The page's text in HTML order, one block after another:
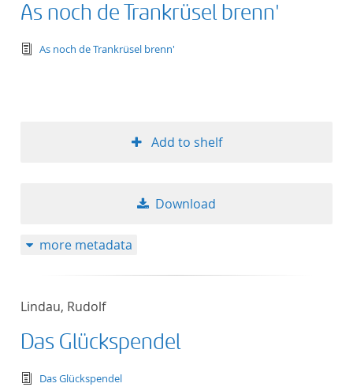
As noch de Trankrüsel brenn'
text/tg.edition+tg.aggregation+xml
As noch de Trankrüsel brenn'
Add to shelf
Download
more metadata
Lindau, Rudolf
Das Glückspendel
text/tg.edition+tg.aggregation+xml
Das Glückspendel